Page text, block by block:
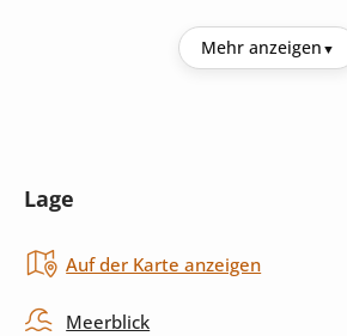
Herd
Spülmaschine
Mehr anzeigen
Lage
Auf der Karte anzeigen
Meerblick